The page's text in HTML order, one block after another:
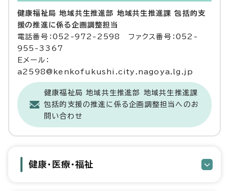
健康福祉局 地域共生推進部 地域共生推進課 包括的支
援の推進に係る企画調整担当
電話番号：052-972-2598 ファクス番号：052-
955-3367
Eメール：
a2598@kenkofukushi.city.nagoya.lg.jp
健康福祉局 地域共生推進部 地域共生推進課
包括的支援の推進に係る企画調整担当へのお
問い合わせ
健康・医療・福祉